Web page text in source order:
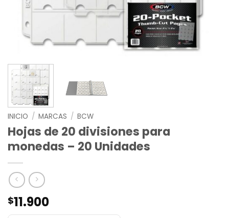
INICIO / MARCAS / BCW
Hojas de 20 divisiones para
monedas – 20 Unidades
$11.900